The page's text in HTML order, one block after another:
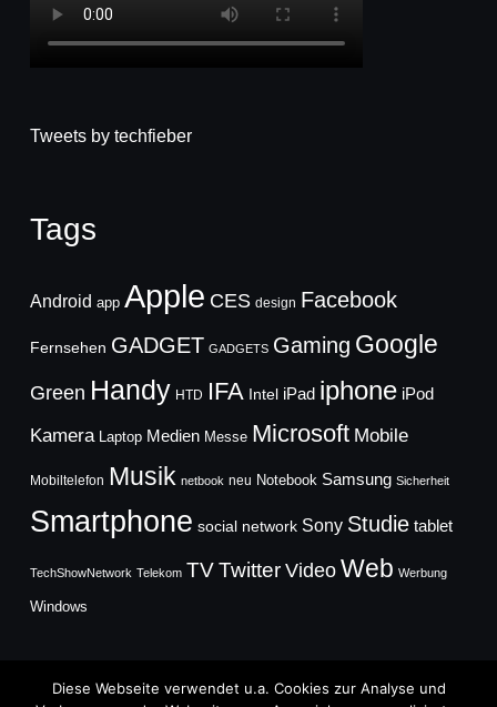
Tweets by techfieber
Tags
Android app Apple CES design Facebook
Fernsehen GADGET GADGETS Gaming Google
Green Handy HTD IFA Intel iPad iphone iPod
Kamera Laptop Medien Messe Microsoft Mobile
Mobiltelefon Musik netbook neu Notebook Samsung Sicherheit
Smartphone social network Sony Studie tablet
TechShowNetwork Telekom TVTwitter Video Web Werbung
Windows
Diese Webseite verwendet u.a. Cookies zur Analyse und